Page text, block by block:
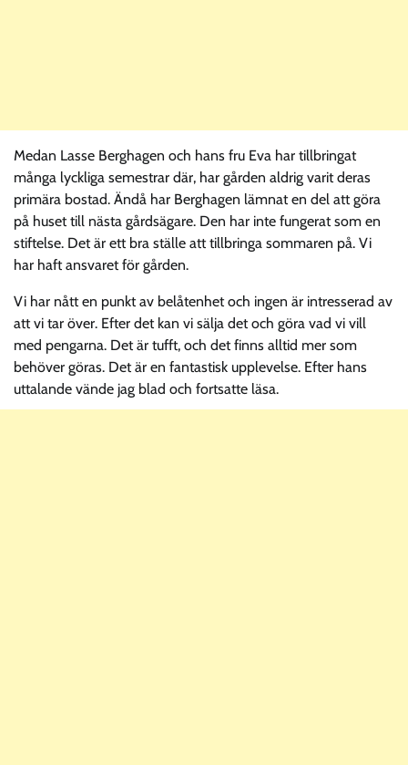
Medan Lasse Berghagen och hans fru Eva har tillbringat
många lyckliga semestrar där, har gården aldrig varit deras
primära bostad. Ändå har Berghagen lämnat en del att göra
på huset till nästa gårdsägare. Den har inte fungerat som en
stiftelse. Det är ett bra ställe att tillbringa sommaren på. Vi
har haft ansvaret för gården.
Vi har nått en punkt av belåtenhet och ingen är intresserad av
att vi tar över. Efter det kan vi sälja det och göra vad vi vill
med pengarna. Det är tufft, och det finns alltid mer som
behöver göras. Det är en fantastisk upplevelse. Efter hans
uttalande vände jag blad och fortsatte läsa.